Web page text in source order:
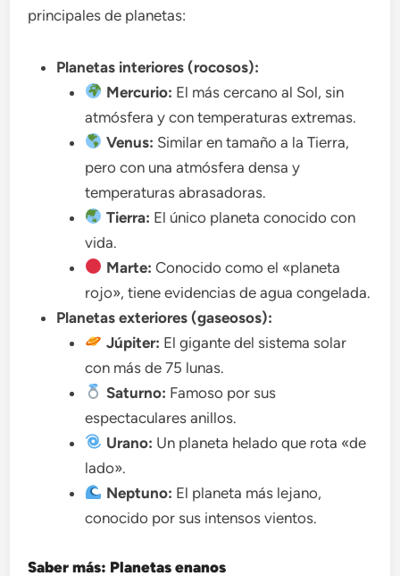
principales de planetas:
Planetas interiores (rocosos):
Mercurio: El más cercano al Sol, sin
atmósfera y con temperaturas extremas.
Venus: Similar en tamaño a la Tierra,
pero con una atmósfera densa y
temperaturas abrasadoras.
Tierra: El único planeta conocido con
vida.
Marte: Conocido como el «planeta
rojo», tiene evidencias de agua congelada.
Planetas exteriores (gaseosos):
Júpiter: El gigante del sistema solar
con más de 75 lunas.
Saturno: Famoso por sus
espectaculares anillos.
Urano: Un planeta helado que rota «de
lado».
Neptuno: El planeta más lejano,
conocido por sus intensos vientos.
Saber más: Planetas enanos